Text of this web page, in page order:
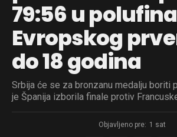
79:56 u
Evropskog
do 18 godina
Srbija će se za bronzanu medalju boriti
je Španija izborila finale protiv
Objavljeno pre: 1 sat